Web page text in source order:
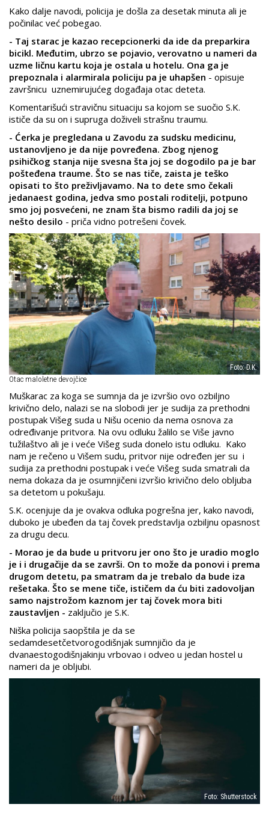
Kako dalje navodi, policija je došla za desetak minuta ali je
počinilac već pobegao.
- Taj starac je kazao recepcionerki da ide da preparkira
bicikl. Međutim, ubrzo se pojavio, verovatno u nameri da
uzme ličnu kartu koja je ostala u hotelu. Ona ga je
prepoznala i alarmirala policiju pa je uhapšen - opisuje
završnicu uznemirujućeg događaja otac deteta.
Komentarišući stravičnu situaciju sa kojom se suočio S.K.
ističe da su on i supruga doživeli strašnu traumu.
- Ćerka je pregledana u Zavodu za sudsku medicinu,
ustanovljeno je da nije povređena. Zbog njenog
psihičkog stanja nije svesna šta joj se dogodilo pa je bar
pošteđena traume. Što se nas tiče, zaista je teško
opisati to što preživljavamo. Na to dete smo čekali
jedanaest godina, jedva smo postali roditelji, potpuno
smo joj posvećeni, ne znam šta bismo radili da joj se
nešto desilo - priča vidno potrešeni čovek.
Foto: D.K.
Otac maloletne devojčice
Muškarac za koga se sumnja da je izvršio ovo ozbiljno
krivično delo, nalazi se na slobodi jer je sudija za prethodni
postupak Višeg suda u Nišu ocenio da nema osnova za
određivanje pritvora. Na ovu odluku žalilo se Više javno
tužilaštvo ali je i veće Višeg suda donelo istu odluku. Kako
nam je rečeno u Višem sudu, pritvor nije određen jer su i
sudija za prethodni postupak i veće Višeg suda smatrali da
nema dokaza da je osumnjičeni izvršio krivično delo obljuba
sa detetom u pokušaju.
S.K. ocenjuje da je ovakva odluka pogrešna jer, kako navodi,
duboko je ubeđen da taj čovek predstavlja ozbiljnu opasnost
za drugu decu.
- Morao je da bude u pritvoru jer ono što je uradio moglo
je i i drugačije da se završi. On to može da ponovi i prema
drugom detetu, pa smatram da je trebalo da bude iza
rešetaka. Što se mene tiče, ističem da ću biti zadovoljan
samo najstrožom kaznom jer taj čovek mora biti
zaustavljen - zaključio je S.K.
Niška policija saopštila je da se
sedamdesetčetvorogodišnjak sumnjičio da je
dvanaestogodišnjakinju vrbovao i odveo u jedan hostel u
nameri da je obljubi.
Foto: Shutterstock